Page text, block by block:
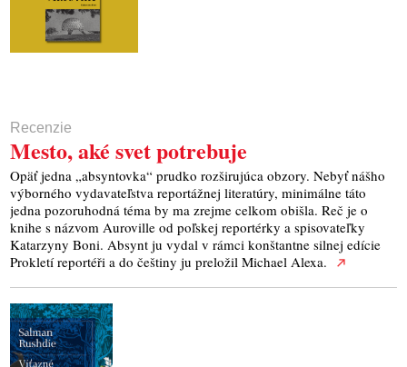
Recenzie
Mesto, aké svet potrebuje
Opäť jedna „absyntovka“ prudko rozširujúca obzory. Nebyť nášho
výborného vydavateľstva reportážnej literatúry, minimálne táto
jedna pozoruhodná téma by ma zrejme celkom obišla. Reč je o
knihe s názvom Auroville od poľskej reportérky a spisovateľky
Katarzyny Boni. Absynt ju vydal v rámci konštantne silnej edície
Prokletí reportéři a do češtiny ju preložil Michael Alexa.